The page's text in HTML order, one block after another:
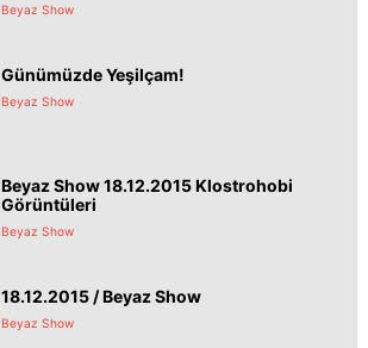
Beyaz Show
Günümüzde Yeşilçam!
Beyaz Show
Beyaz Show 18.12.2015 Klostrohobi
Görüntüleri
Beyaz Show
18.12.2015 / Beyaz Show
Beyaz Show